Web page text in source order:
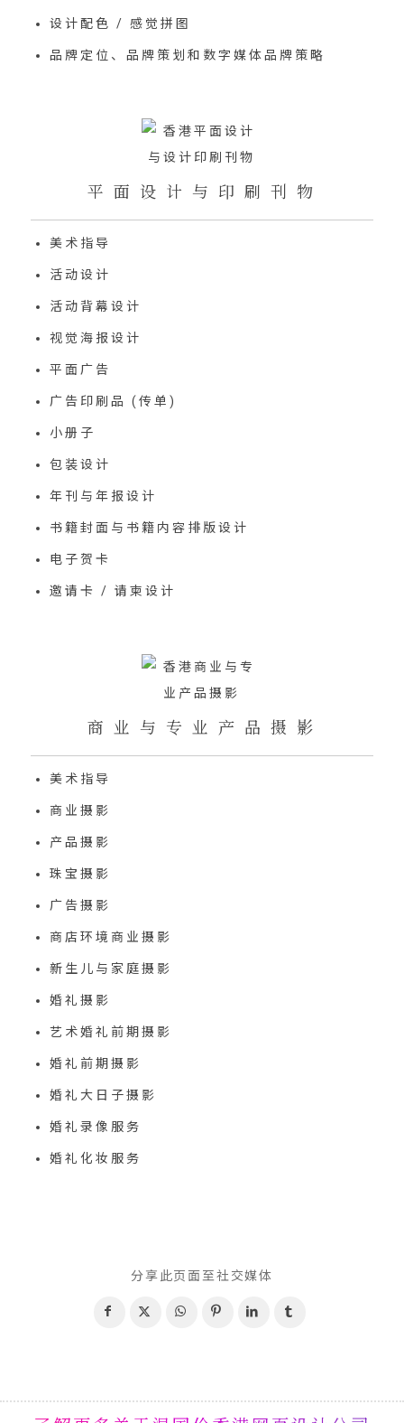
设计配色 / 感觉拼图
品牌定位、品牌策划和数字媒体品牌策略
平 面 设 计 与 印 刷 刊 物
美术指导
活动设计
活动背幕设计
视觉海报设计
平面广告
广告印刷品 (传单)
小册子
包装设计
年刊与年报设计
书籍封面与书籍内容排版设计
电子贺卡
邀请卡 / 请柬设计
商 业 与 专 业 产 品 摄 影
美术指导
商业摄影
产品摄影
珠宝摄影
广告摄影
商店环境商业摄影
新生儿与家庭摄影
婚礼摄影
艺术婚礼前期摄影
婚礼前期摄影
婚礼大日子摄影
婚礼录像服务
婚礼化妆服务
分享此页面至社交媒体